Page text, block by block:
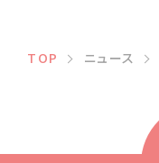
TOP ニュース